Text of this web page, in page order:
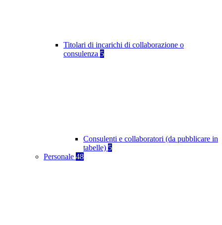
Titolari di incarichi di collaborazione o
consulenza 5
Consulenti e collaboratori (da pubblicare in
tabelle) 5
Personale 48